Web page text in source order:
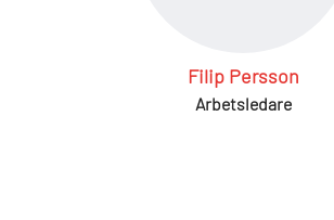
Filip Persson
Arbetsledare